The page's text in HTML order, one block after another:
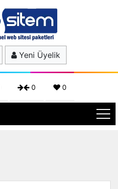
Yeni Üyelik
0 0